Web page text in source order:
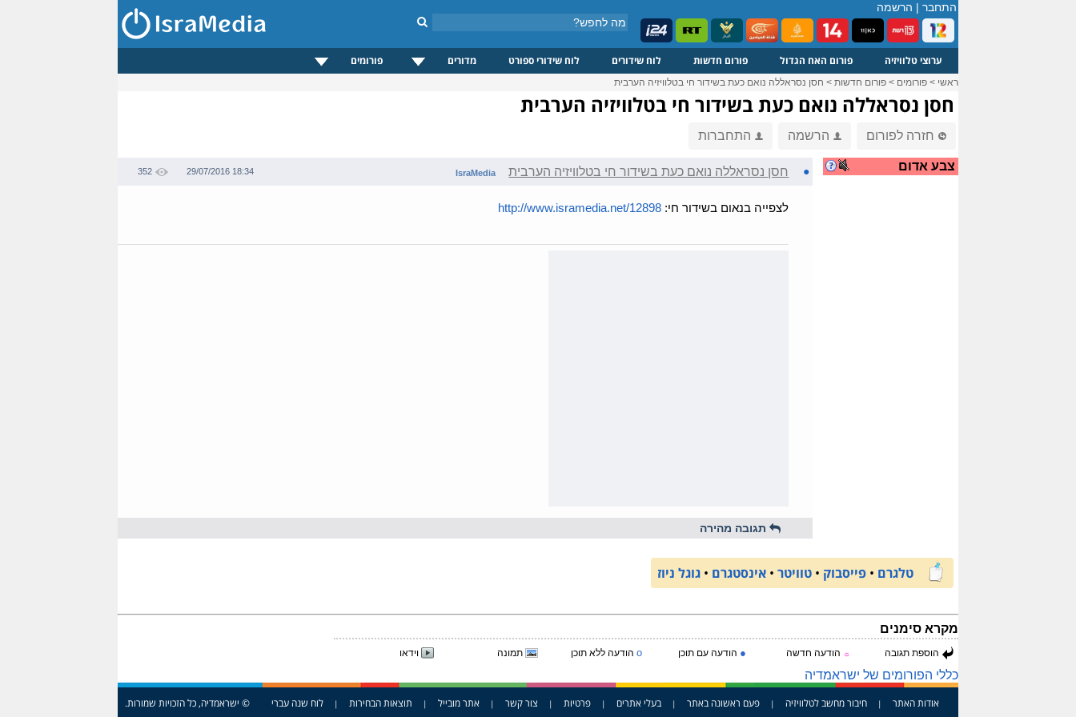
התחבר | הרשמה
ערוצי טלוויזיה פורום האח הגדול פורום חדשות לוח שידורים לוח שידורי ספורט מדורים פורומים
ראשי > פורומים > פורום חדשות > חסן נסראללה נואם כעת בשידור חי בטלוויזיה הערבית
חסן נסראללה נואם כעת בשידור חי בטלוויזיה הערבית
חזרה לפורום הרשמה התחברות
צבע אדום ● חסן נסראללה נואם כעת בשידור חי בטלוויזיה הערבית IsraMedia
29/07/2016 18:34
352
לצפייה בנאום בשידור חי: http://www.isramedia.net/12898
תגובה מהירה
טלגרם • פייסבוק • טוויטר • אינסטגרם • גוגל ניוז
מקרא סימנים
הוספת תגובה ☼ הודעה חדשה ● הודעה עם תוכן o הודעה ללא תוכן תמונה וידאו
כללי הפורומים של ישראמדיה
© ישראמדיה, כל הזכויות שמורות. אודות האתר | חיבור מחשב לטלוויזיה | פעם ראשונה באתר | בעלי אתרים | פרטיות | צור קשר | אתר מובייל | תוצאות הבחירות | לוח שנה עברי